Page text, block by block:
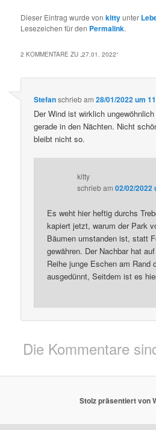
Dieser Eintrag wurde vonkittyunter
Lesezeichen für den Permalink.
2 KOMMENTARE ZU „27.01. 2022“
Stefanschriebam28/01/2022 um
Der Wind ist wirklich
gerade in den Nächten. Nicht
bleibt nicht so.
kitty
schriebam02/02/2022
Es weht hier heftig durchs
kapiert jetzt, warum der Park
Bäumen umstanden ist, statt
gewähren. Der Nachbar hat
Reihe junge Eschen am Rand
ausgedünnt, Seitdem ist es
Die Kommentare
Stolz präsentiert von